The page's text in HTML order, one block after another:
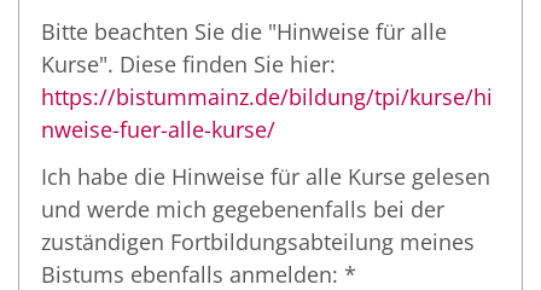
Bitte beachten Sie die "Hinweise für alle
Kurse". Diese finden Sie hier:
https://bistummainz.de/bildung/tpi/kurse/hi
nweise-fuer-alle-kurse/
Ich habe die Hinweise für alle Kurse gelesen
und werde mich gegebenenfalls bei der
zuständigen Fortbildungsabteilung meines
Bistums ebenfalls anmelden: *